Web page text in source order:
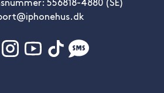
556818-4880 (SE)